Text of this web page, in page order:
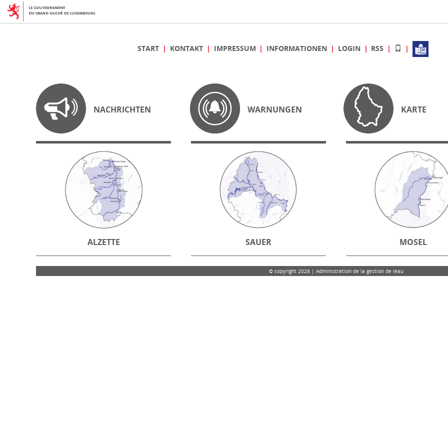
START KONTAKT IMPRESSUM INFORMATIONEN LOGIN RSS
NACHRICHTEN WARNUNGEN KARTE
ALZETTE SAUER MOSEL
© copyright 2026 | Administration de la gestion de leau